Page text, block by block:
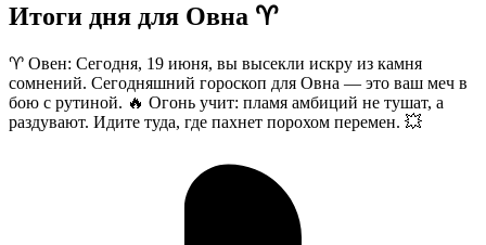
Итоги дня для Овна ♈️
♈️ Овен: Сегодня, 19 июня, вы высекли искру из камня
сомнений. Сегодняшний гороскоп для Овна — это ваш меч в
бою с рутиной. 🔥 Огонь учит: пламя амбиций не тушат, а
раздувают. Идите туда, где пахнет порохом перемен. 💥